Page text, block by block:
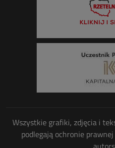
Wszystkie grafiki, zdjęcia i
podlegają ochronie